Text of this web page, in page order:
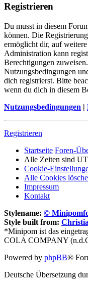
Registrieren
Du musst in diesem
können. Die
ermöglicht dir, auf
Administration kann
Berechtigungen
Nutzungsbedingungen
dich registrierst. Bitte
wenn du dich in diesem
Nutzungsbedingungen |
Registrieren
Startseite Foren-
Alle Zeiten sind
Cookie-
Alle Cookies
Impressum
Kontakt
Stylename: ©
Style built from:
*Minipom ist das
COLA COMPANY
Powered by phpBB®
Deutsche Übersetzung